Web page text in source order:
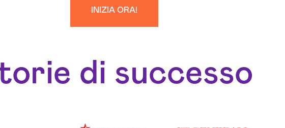
INIZIA ORA!
di successo